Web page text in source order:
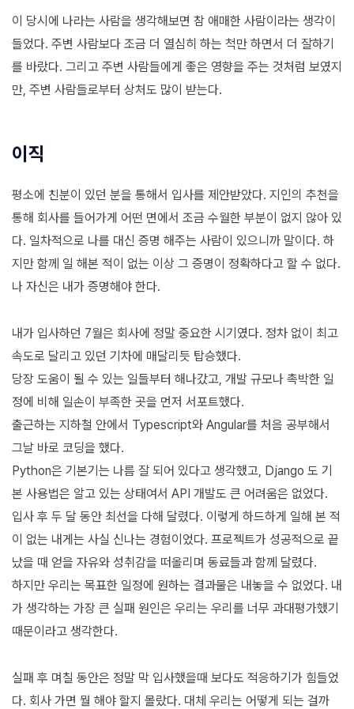
이 당시에 나라는 사람을 생각해보면 참 애매한 사람이라는 생각이
들었다. 주변 사람보다 조금 더 열심히 하는 척만 하면서 더 잘하기
를 바랐다. 그리고 주변 사람들에게 좋은 영향을 주는 것처럼 보였지
만, 주변 사람들로부터 상처도 많이 받는다.
이직
평소에 친분이 있던 분을 통해서 입사를 제안받았다. 지인의 추천을
통해 회사를 들어가게 어떤 면에서 조금 수월한 부분이 없지 않아 있
다. 일차적으로 나를 대신 증명 해주는 사람이 있으니까 말이다. 하
지만 함께 일 해본 적이 없는 이상 그 증명이 정확하다고 할 수 없다.
나 자신은 내가 증명해야 한다.
내가 입사하던 7월은 회사에 정말 중요한 시기였다. 정차 없이 최고
속도로 달리고 있던 기차에 매달리듯 탑승했다.
당장 도움이 될 수 있는 일들부터 해나갔고, 개발 규모나 촉박한 일
정에 비해 일손이 부족한 곳을 먼저 서포트했다.
출근하는 지하철 안에서 Typescript와 Angular를 처음 공부해서
그날 바로 코딩을 했다.
Python은 기본기는 나름 잘 되어 있다고 생각했고, Django 도 기
본 사용법은 알고 있는 상태여서 API 개발도 큰 어려움은 없었다.
입사 후 두 달 동안 최선을 다해 달렸다. 이렇게 하드하게 일해 본 적
이 없는 내게는 사실 신나는 경험이었다. 프로젝트가 성공적으로 끝
났을 때 얻을 자유와 성취감을 떠올리며 동료들과 함께 달렸다.
하지만 우리는 목표한 일정에 원하는 결과물은 내놓을 수 없었다. 내
가 생각하는 가장 큰 실패 원인은 우리는 우리를 너무 과대평가했기
때문이라고 생각한다.
실패 후 며칠 동안은 정말 막 입사했을때 보다도 적응하기가 힘들었
다. 회사 가면 뭘 해야 할지 몰랐다. 대체 우리는 어떻게 되는 걸까